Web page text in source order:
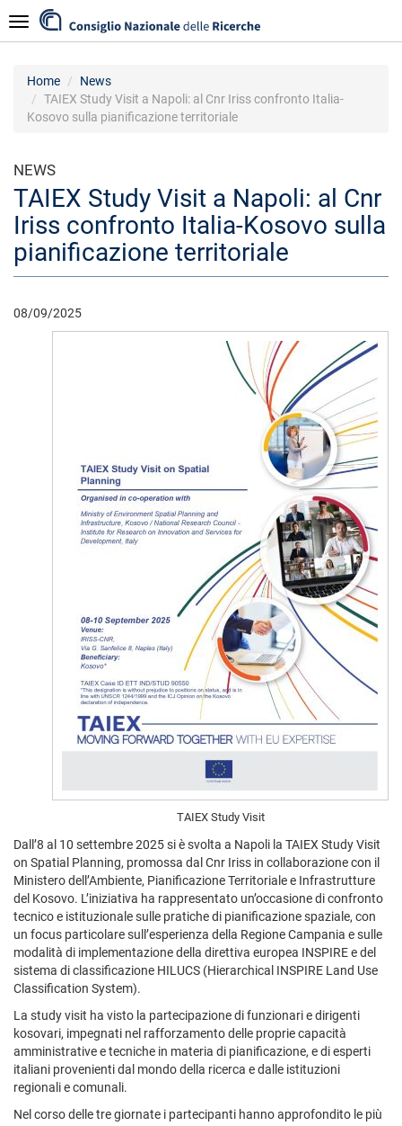
al
contenuto
Navigazione
Home
News
TAIEX Study Visit a Napoli: al Cnr Iriss confronto Italia-
Kosovo sulla pianificazione territoriale
NEWS
TAIEX Study Visit a Napoli: al Cnr
Iriss confronto Italia-Kosovo sulla
pianificazione territoriale
08/09/2025
TAIEX Study Visit
Dall’8 al 10 settembre 2025 si è svolta a Napoli la TAIEX Study Visit
on Spatial Planning, promossa dal Cnr Iriss in collaborazione con il
Ministero dell’Ambiente, Pianificazione Territoriale e Infrastrutture
del Kosovo. L’iniziativa ha rappresentato un’occasione di confronto
tecnico e istituzionale sulle pratiche di pianificazione spaziale, con
un focus particolare sull’esperienza della Regione Campania e sulle
modalità di implementazione della direttiva europea INSPIRE e del
sistema di classificazione HILUCS (Hierarchical INSPIRE Land Use
Classification System).
La study visit ha visto la partecipazione di funzionari e dirigenti
kosovari, impegnati nel rafforzamento delle proprie capacità
amministrative e tecniche in materia di pianificazione, e di esperti
italiani provenienti dal mondo della ricerca e dalle istituzioni
regionali e comunali.
Nel corso delle tre giornate i partecipanti hanno approfondito le più